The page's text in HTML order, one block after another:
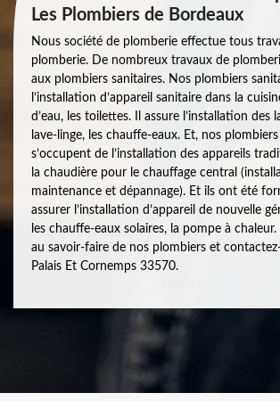
Les Plombiers de Bordeaux
Nous société de plomberie effectue tous
plomberie. De nombreux travaux de
aux plombiers sanitaires. Nos plombiers
l’installation d’appareil sanitaire dans la
d’eau, les toilettes. Il assure l’installation des
lave-linge, les chauffe-eaux. Et, nos
s’occupent de l’installation des appareils
la chaudière pour le chauffage central
maintenance et dépannage). Et ils ont été
assurer l’installation d’appareil de nouvelle
les chauffe-eaux solaires, la pompe à
au savoir-faire de nos plombiers et
Palais Et Cornemps 33570.